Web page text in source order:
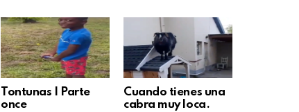
Tontunas | Parte
once
Cuando tienes una
cabra muy loca.